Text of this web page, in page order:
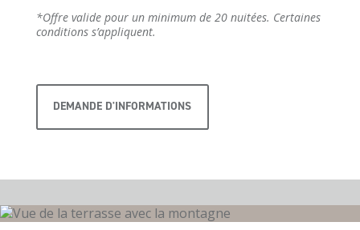
*Offre valide pour un minimum de 20 nuitées. Certaines
conditions s’appliquent.
DEMANDE D'INFORMATIONS